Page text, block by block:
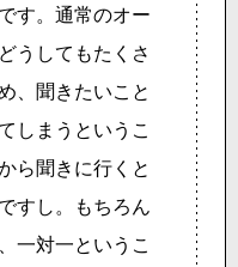
す。通常のオー
うしてもたくさ
、聞きたいこと
しまうというこ
ら聞きに行くと
すし。もちろん
一対一というこ